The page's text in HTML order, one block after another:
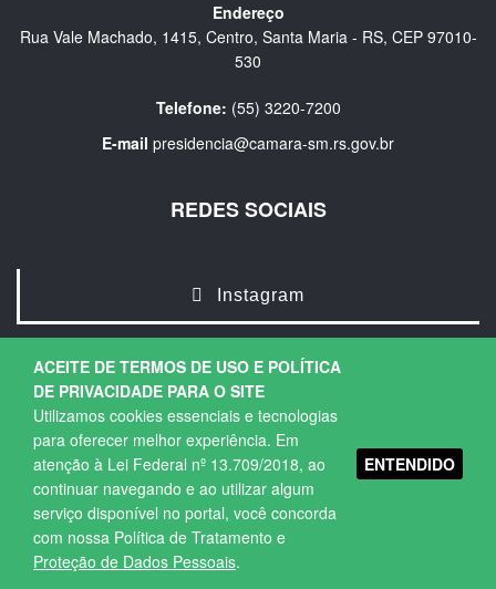
ACEITE DE TERMOS DE USO E POLÍTICA
DE PRIVACIDADE PARA O SITE
Utilizamos cookies essenciais e tecnologias
para oferecer melhor experiência. Em
atenção à Lei Federal nº 13.709/2018, ao
continuar navegando e ao utilizar algum
serviço disponível no portal, você concorda
com nossa Política de Tratamento e
Proteção de Dados Pessoais.
ENTENDIDO
Endereço
Rua Vale Machado, 1415, Centro, Santa Maria - RS, CEP 97010-
530
Telefone: (55) 3220-7200
E-mail presidencia@camara-sm.rs.gov.br
REDES SOCIAIS
Instagram
Copyright © 2026. Todos os direitos Reservados.
Política de Privacidade |Termos de Uso